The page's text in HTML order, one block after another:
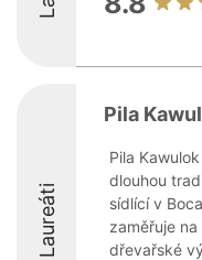
Laureáti
Pila
Pila
dlouhou
sídlící v
zaměřuje
dřevařské